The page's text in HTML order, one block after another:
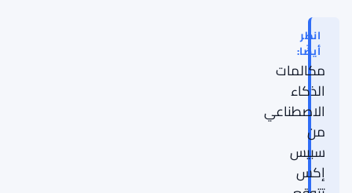
انظر
أيضًا:
مكالمات
الذكاء
الاصطناعي
من
سبيس
إكس